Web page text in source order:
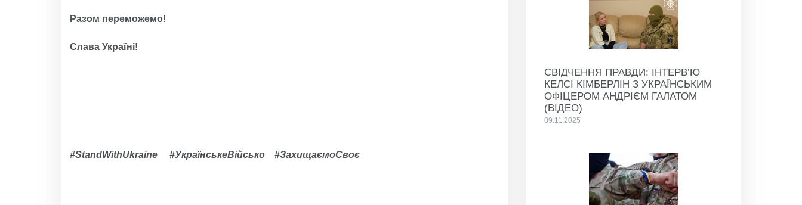
Разом переможемо!
Слава Україні!
#StandWithUkraine #УкраїнськеВійсько #ЗахищаємоСвоє
СВІДЧЕННЯ ПРАВДИ: ІНТЕРВ’Ю
КЕЛСІ КІМБЕРЛІН З УКРАЇНСЬКИМ
ОФІЦЕРОМ АНДРІЄМ ГАЛАТОМ
(ВІДЕО)
09.11.2025